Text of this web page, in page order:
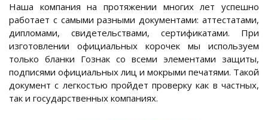
Наша компания на протяжении многих лет успешно
работает с самыми разными документами: аттестатами,
дипломами, свидетельствами, сертификатами. При
изготовлении официальных корочек мы используем
только бланки Гознак со всеми элементами защиты,
подписями официальных лиц и мокрыми печатями. Такой
документ с легкостью пройдет проверку как в частных,
так и государственных компаниях.